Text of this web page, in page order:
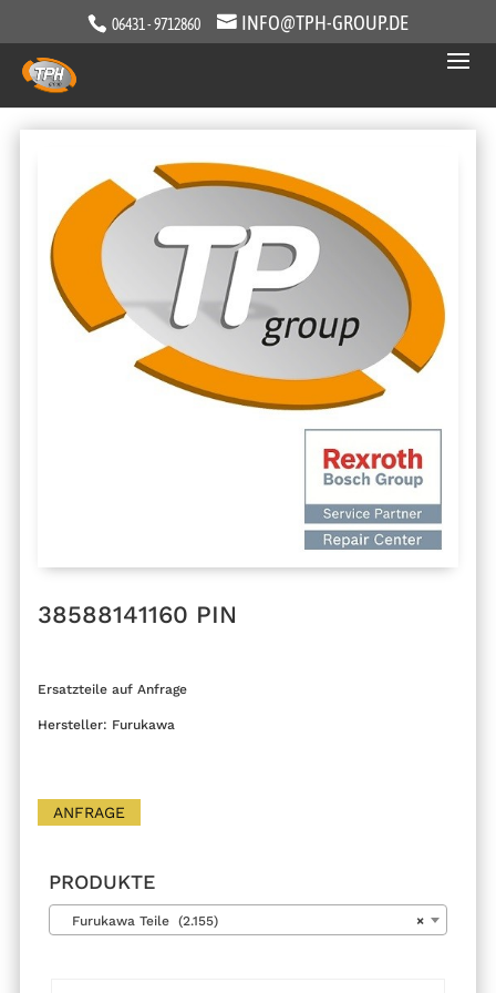
06431 - 9712860 INFO@TPH-GROUP.DE
38588141160 PIN
Ersatzteile auf Anfrage
Hersteller: Furukawa
ANFRAGE
PRODUKTE
×
Furukawa Teile (2.155)